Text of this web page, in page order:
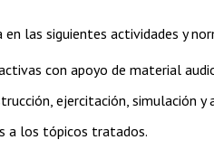
las siguientes actividades y
con apoyo de material
ejercitación, simulación y
a los tópicos tratados.